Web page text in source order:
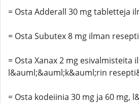
= Osta Adderall 30 mg tabletteja
= Osta Subutex 8 mg ilman
= Osta Xanax 2 mg esivalmisteita
l&auml;&auml;k&auml;rin
= Osta kodeiinia 30 mg ja 60 mg,